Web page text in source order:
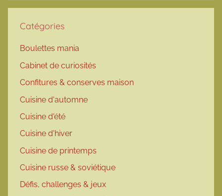
Catégories
Boulettes mania
Cabinet de curiosités
Confitures & conserves maison
Cuisine d'automne
Cuisine d'été
Cuisine d'hiver
Cuisine de printemps
Cuisine russe & soviétique
Défis, challenges & jeux